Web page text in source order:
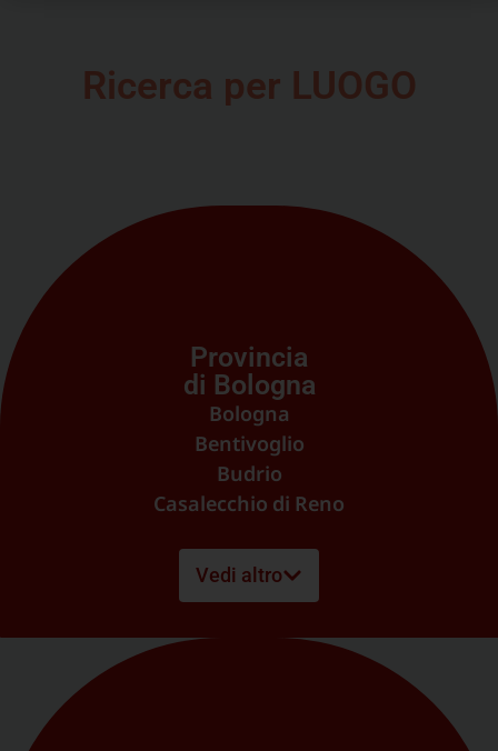
Ricerca per LUOGO
Provincia
di Bologna
Bologna
Bentivoglio
Budrio
Casalecchio di Reno
Castel Maggiore
Granarolo dell’Emila
Vedi altro